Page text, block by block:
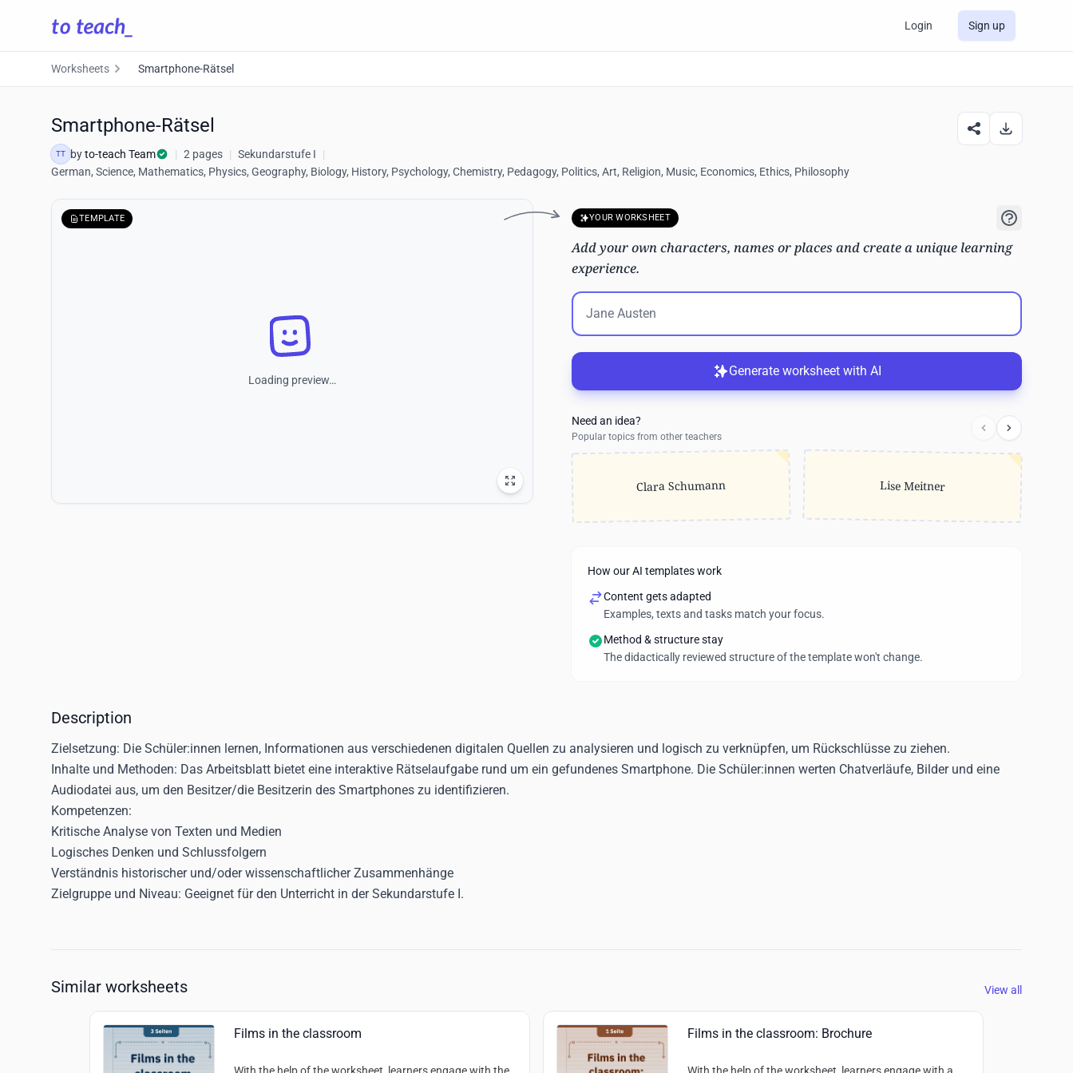
Login Sign up
Worksheets Smartphone-Rätsel
Smartphone-Rätsel
TT byto-teach Team | 2 pages | Sekundarstufe I
|
German, Science, Mathematics, Physics, Geography, Biology, History, Psychology, Chemistry, Pedagogy, Politics, Art, Religion, Music, Economics, Ethics, Philosophy
TEMPLATE
Loading preview…
YOUR WORKSHEET
Add your own characters, names or places and create a unique learning
experience.
Generate worksheet with AI
Need an idea?
Popular topics from other teachers
Clara Schumann Lise Meitner
How our AI templates work
Content gets adapted
Examples, texts and tasks match your focus.
Method & structure stay
The didactically reviewed structure of the template won't change.
Description
Zielsetzung: Die Schüler:innen lernen, Informationen aus verschiedenen digitalen Quellen zu analysieren und logisch zu verknüpfen, um Rückschlüsse zu ziehen.
Inhalte und Methoden: Das Arbeitsblatt bietet eine interaktive Rätselaufgabe rund um ein gefundenes Smartphone. Die Schüler:innen werten Chatverläufe, Bilder und eine
Audiodatei aus, um den Besitzer/die Besitzerin des Smartphones zu identifizieren.
Kompetenzen:
Kritische Analyse von Texten und Medien
Logisches Denken und Schlussfolgern
Verständnis historischer und/oder wissenschaftlicher Zusammenhänge
Zielgruppe und Niveau: Geeignet für den Unterricht in der Sekundarstufe I.
Similar worksheets View all
Films in the classroom Films in the classroom: Brochure